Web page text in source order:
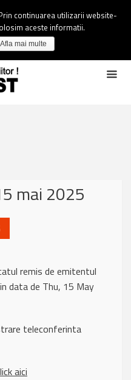
mai 2025
remis de emitentul
data de Thu, 15 May
teleconferinta
aici
continuarea utilizarii website-
aceste informatii.
Afla mai multe